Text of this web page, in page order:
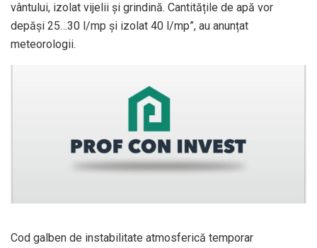
vântului, izolat vijelii și grindină. Cantitățile de apă vor
depăși 25…30 l/mp și izolat 40 l/mp”, au anunțat
meteorologii.
Cod galben de instabilitate atmosferică temporar